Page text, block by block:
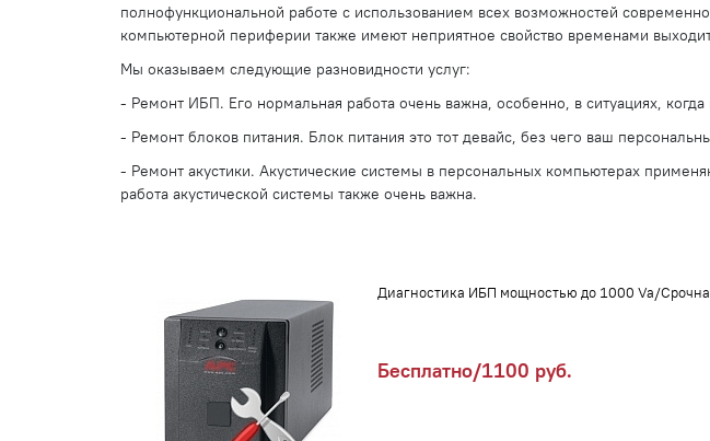
полнофункциональной работе с использованием всех возможностей
компьютерной периферии также имеют неприятное свойство временами
Мы оказываем следующие разновидности услуг:
- Ремонт ИБП. Его нормальная работа очень важна, особенно, в ситуациях,
- Ремонт блоков питания. Блок питания это тот девайс, без чего ваш
- Ремонт акустики. Акустические системы в персональных компьютерах
работа акустической системы также очень важна.
Диагностика ИБП мощностью до 1000 Va/
Бесплатно/1100 руб.